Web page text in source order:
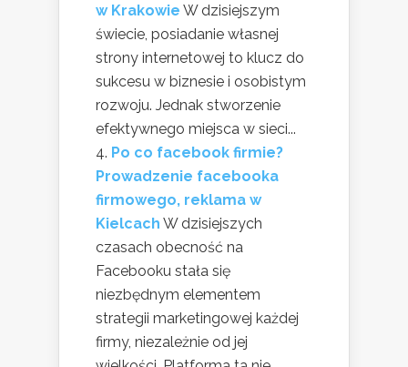
w Krakowie W dzisiejszym
świecie, posiadanie własnej
strony internetowej to klucz do
sukcesu w biznesie i osobistym
rozwoju. Jednak stworzenie
efektywnego miejsca w sieci...
Po co facebook firmie?
Prowadzenie facebooka
firmowego, reklama w
Kielcach W dzisiejszych
czasach obecność na
Facebooku stała się
niezbędnym elementem
strategii marketingowej każdej
firmy, niezależnie od jej